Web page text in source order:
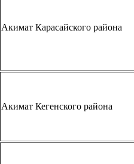
Акимат Карасайского района
Акимат Кегенского района